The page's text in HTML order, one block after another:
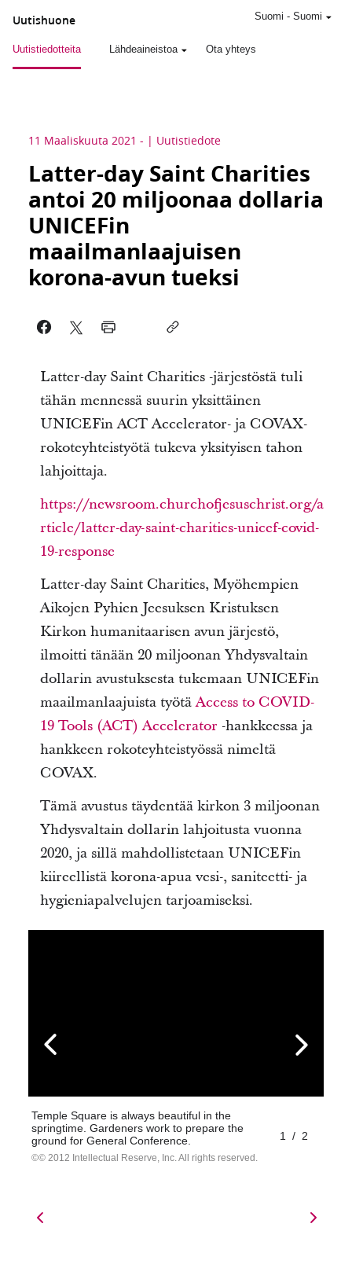
Uutishuone
Uutistiedotteita Lähdeaineistoa Ota yhteys
Suomi - Suomi
11 Maaliskuuta 2021 - Uutistiedote
Latter-day Saint Charities
antoi 20 miljoonaa dollaria
UNICEFin
maailmanlaajuisen
korona-avun tueksi
Latter-day Saint Charities -järjestöstä tuli
tähän mennessä suurin yksittäinen
UNICEFin ACT Accelerator- ja COVAX-
rokoteyhteistyötä tukeva yksityisen tahon
lahjoittaja.
https://newsroom.churchofjesuschrist.org/a
rticle/latter-day-saint-charities-unicef-covid-
19-response
Latter-day Saint Charities, Myöhempien
Aikojen Pyhien Jeesuksen Kristuksen
Kirkon humanitaarisen avun järjestö,
ilmoitti tänään 20 miljoonan Yhdysvaltain
dollarin avustuksesta tukemaan UNICEFin
maailmanlaajuista työtäAccess to COVID-
19 Tools (ACT) Accelerator -hankkeessa ja
hankkeen rokoteyhteistyössä nimeltä
COVAX.
Tämä avustus täydentää kirkon 3 miljoonan
Yhdysvaltain dollarin lahjoitusta vuonna
2020, ja sillä mahdollistetaan UNICEFin
kiireellistä korona-apua vesi-, saniteetti- ja
hygieniapalvelujen tarjoamiseksi.
Temple Square is always beautiful in the
springtime. Gardeners work to prepare the
ground for General Conference.
© 2012 Intellectual Reserve, Inc. All rights reserved.
1 / 2